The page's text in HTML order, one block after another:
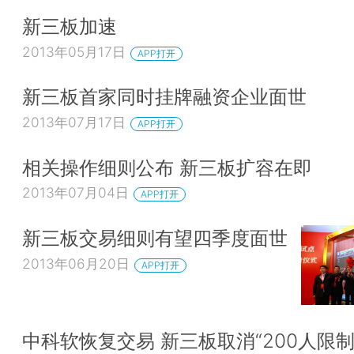
新三板加速
2013年05月17日 APP打开
新三板首家同时挂牌融资企业面世
2013年07月17日 APP打开
相关操作细则公布 新三板扩容在即
2013年07月04日 APP打开
新三板交易细则有望四季度面世
2013年06月20日 APP打开
中科软恢复交易 新三板取消“200人限